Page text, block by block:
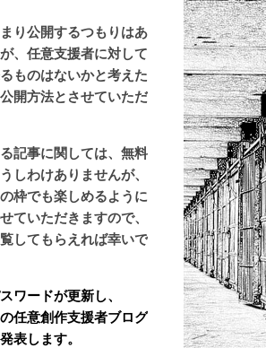
り公開するつもりはあ
、任意支援者に対して
ものはないかと考えた
開方法とさせていただ
記事に関しては、無料
しわけありませんが、
枠でも楽しめるように
ていただきますので、
してもらえれば幸いで
ワードが更新し、
任意創作支援者ブログ
表します。